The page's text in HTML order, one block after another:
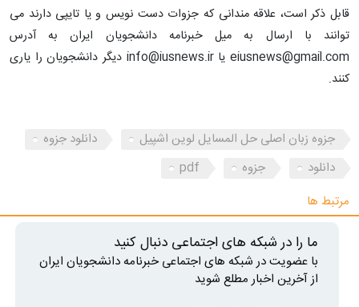
قابل ذکر است، علاقه مندانی که جزوات دست نویس و یا تایپی دارند می
توانند با ارسال به میل خبرنامه دانشجویان ایران به آدرس
eiusnews@gmail.com یا info@iusnews.ir دیگر دانشجویان را یاری
کنند.
جزوه زبان اصلی حل المسایل لوین اشپیل
دانلود جزوه
دانلود
جزوه
pdf
مرتبط ها
ما را در شبکه های اجتماعی دنبال کنید
با عضویت در شبکه های اجتماعی خبرنامه دانشجویان ایران
از آخرین اخبار مطلع شوید